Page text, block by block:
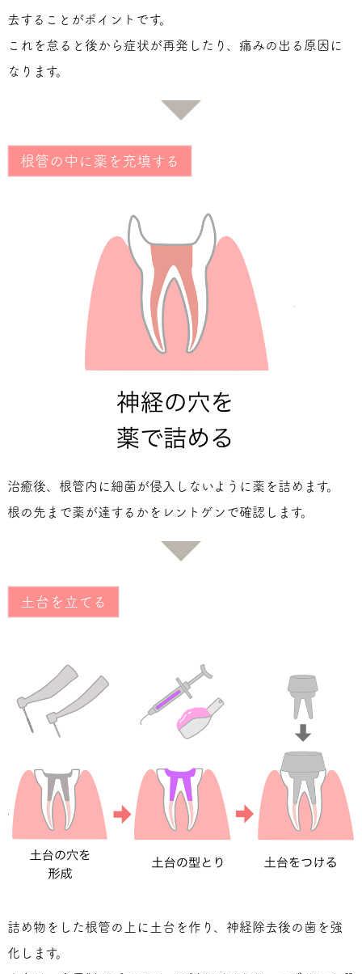
去することがポイントです。
これを怠ると後から症状が再発したり、痛みの出る原因に
なります。
根管の中に薬を充填する
治癒後、根管内に細菌が侵入しないように薬を詰めます。
根の先まで薬が達するかをレントゲンで確認します。
土台を立てる
詰め物をした根管の上に土台を作り、神経除去後の歯を強
化します。